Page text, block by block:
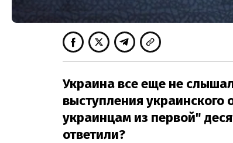
Украина все еще не
выступления украинского
украинцам из первой"
ответили?